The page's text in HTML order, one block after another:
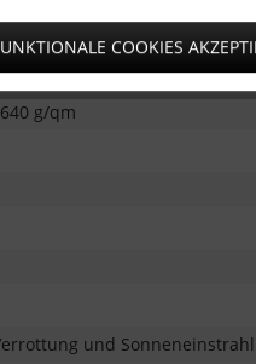
g/qm
und
COOKIES